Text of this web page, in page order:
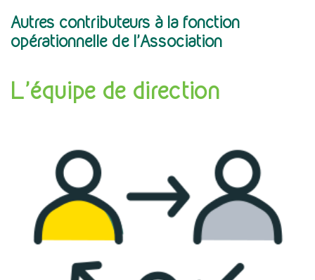
Autres contributeurs à la fonction
opérationnelle de l’Association
L’équipe de direction